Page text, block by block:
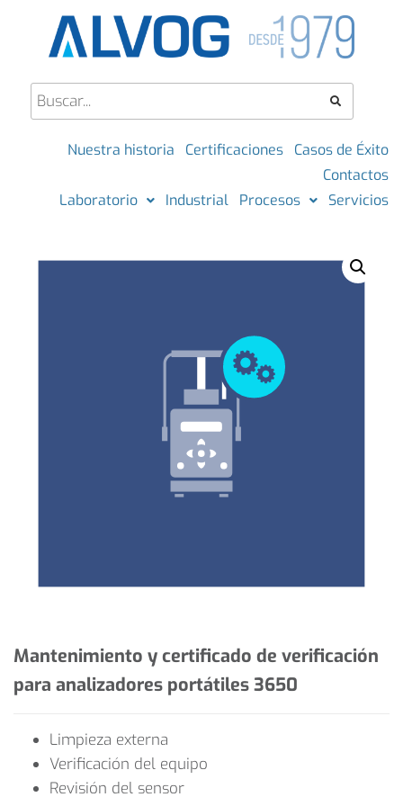
Nuestra historia Certificaciones
Casos de Éxito
Contactos
Laboratorio
Industrial Procesos Servicios
Mantenimiento y certificado de verificación
para analizadores portátiles 3650
Limpieza externa
Verificación del equipo
Revisión del sensor